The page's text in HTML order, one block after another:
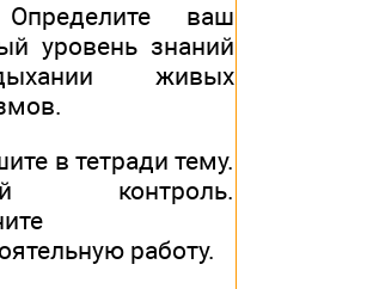
ваш
уровень знаний
живых
в тетради тему.
контроль.
работу.